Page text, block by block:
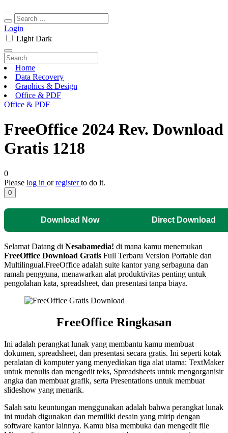
Login
Light Dark
Home
Data Recovery
Graphics & Design
Office & PDF
Office & PDF
FreeOffice 2024 Rev. Download
Gratis 1218
0
Please log in orregisterto do it.
0
Download Now Direct Download
Selamat Datang di Nesabamedia! di mana kamu menemukan
FreeOffice Download Gratis Full Terbaru Version Portable dan
Multilingual.FreeOffice adalah suite kantor yang serbaguna dan
ramah pengguna, menawarkan alat produktivitas penting untuk
pengolahan kata, spreadsheet, dan presentasi tanpa biaya.
FreeOffice Ringkasan
Ini adalah perangkat lunak yang membantu kamu membuat
dokumen, spreadsheet, dan presentasi secara gratis. Ini seperti kotak
peralatan di komputer yang menyediakan tiga alat utama: TextMaker
untuk menulis dan mengedit teks, Spreadsheets untuk mengorganisir
angka dan membuat grafik, serta Presentations untuk membuat
slideshow yang menarik.
Salah satu keuntungan menggunakan adalah bahwa perangkat lunak
ini mudah digunakan dan memiliki desain yang mirip dengan
software kantor lainnya. Kamu bisa membuka dan mengedit file